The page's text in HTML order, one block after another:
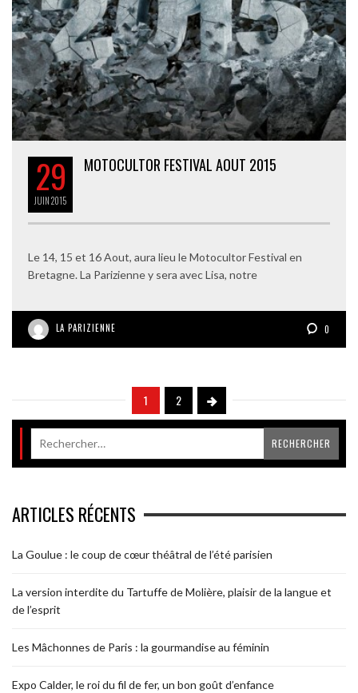
29
JUIN2015
MOTOCULTOR FESTIVAL AOUT 2015
Le 14, 15 et 16 Aout, aura lieu le Motocultor Festival en
Bretagne. La Parizienne y sera avec Lisa, notre
LA PARIZIENNE 0
1 2
ARTICLES RÉCENTS
La Goulue : le coup de cœur théâtral de l’été parisien
La version interdite du Tartuffe de Molière, plaisir de la langue et
de l’esprit
Les Mâchonnes de Paris : la gourmandise au féminin
Expo Calder, le roi du fil de fer, un bon goût d’enfance